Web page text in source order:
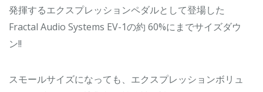
発揮するエクスプレッションペダルとして登場した
Fractal Audio Systems EV-1の約 60%にまでサイズダウ
ン!!
スモールサイズになっても、エクスプレッションボリュ